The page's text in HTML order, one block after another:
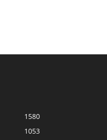
1580
1053